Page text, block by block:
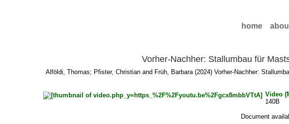
home
Vorher-Nachher: Stallumbau für
Alföldi, Thomas; Pfister, Christian and Früh, Barbara(2024) Vorher-Nachher:
Video
140B
Document